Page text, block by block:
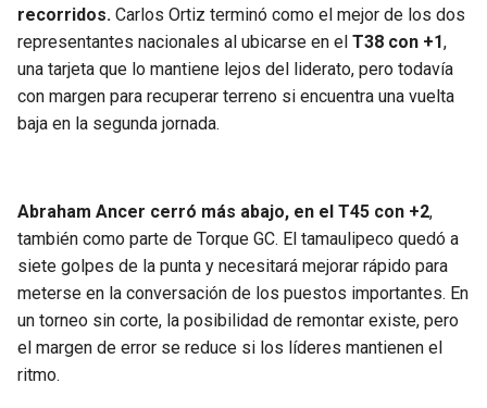
recorridos. Carlos Ortiz terminó como el mejor de los dos
representantes nacionales al ubicarse en el T38 con +1,
una tarjeta que lo mantiene lejos del liderato, pero todavía
con margen para recuperar terreno si encuentra una vuelta
baja en la segunda jornada.
Abraham Ancer cerró más abajo, en el T45 con +2,
también como parte de Torque GC. El tamaulipeco quedó a
siete golpes de la punta y necesitará mejorar rápido para
meterse en la conversación de los puestos importantes. En
un torneo sin corte, la posibilidad de remontar existe, pero
el margen de error se reduce si los líderes mantienen el
ritmo.